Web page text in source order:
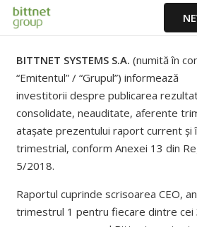
BITTNET SYSTEMS S.A. (numită în
“Emitentul” / “Grupul”) informează
investitorii despre publicarea
consolidate, neauditate, aferente
atașate prezentului raport current și
trimestrial, conform Anexei 13 din
5/2018.
Raportul cuprinde scrisoarea CEO,
trimestrul 1 pentru fiecare dintre cei